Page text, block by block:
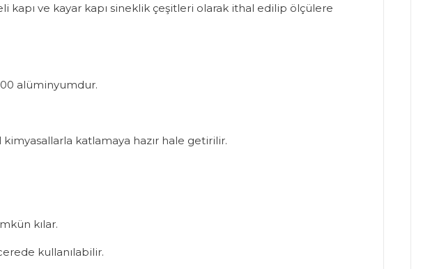
ve kayar kapı sineklik çeşitleri olarak ithal edilip ölçülere
alüminyumdur.
katlamaya hazır hale getirilir.
kılar.
kullanılabilir.